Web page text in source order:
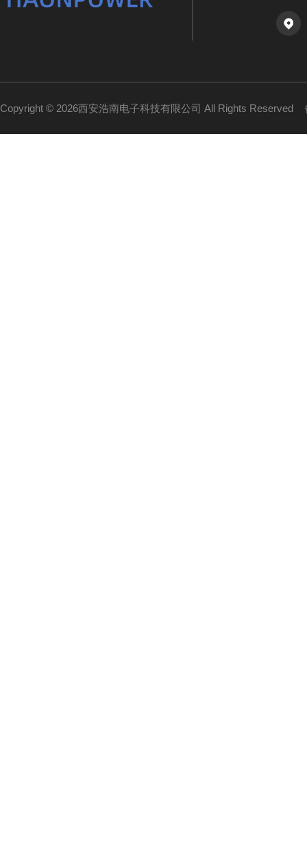
Copyright © 2026西安浩南电子科技有限公司 All Rights Reserved